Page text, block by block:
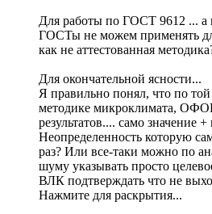
Для работы по ГОСТ 9612 ... а
ГОСТы не можем применять
как не аттестованная
Для окончательной ясности...
Я правильно понял, что по
методике микроклимата,
результатов.... само значение
Неопределенность которую
раз? Или все-таки можно по
шуму указывать просто
ВЛК подтверждать что не
Нажмите для раскрытия...